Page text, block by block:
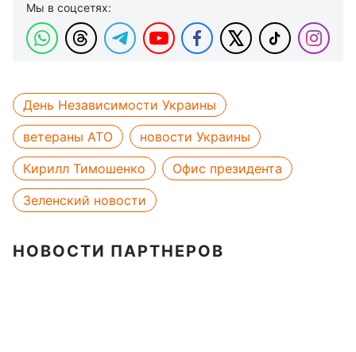
Мы в соцсетях:
День Независимости Украины
ветераны АТО
новости Украины
Кирилл Тимошенко
Офис президента
Зеленский новости
НОВОСТИ ПАРТНЕРОВ